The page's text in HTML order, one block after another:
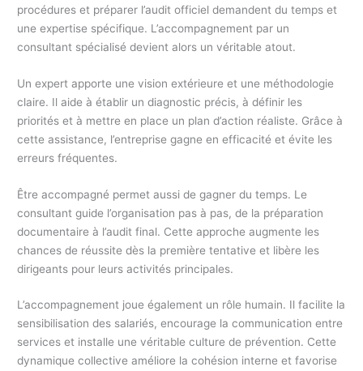
procédures et préparer l’audit officiel demandent du temps et
une expertise spécifique. L’accompagnement par un
consultant spécialisé devient alors un véritable atout.
Un expert apporte une vision extérieure et une méthodologie
claire. Il aide à établir un diagnostic précis, à définir les
priorités et à mettre en place un plan d’action réaliste. Grâce à
cette assistance, l’entreprise gagne en efficacité et évite les
erreurs fréquentes.
Être accompagné permet aussi de gagner du temps. Le
consultant guide l’organisation pas à pas, de la préparation
documentaire à l’audit final. Cette approche augmente les
chances de réussite dès la première tentative et libère les
dirigeants pour leurs activités principales.
L’accompagnement joue également un rôle humain. Il facilite la
sensibilisation des salariés, encourage la communication entre
services et installe une véritable culture de prévention. Cette
dynamique collective améliore la cohésion interne et favorise